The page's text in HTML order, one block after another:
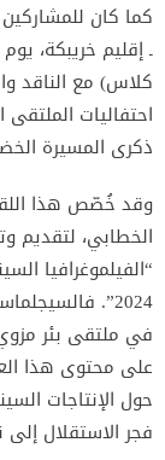
كما كان
كلاس) مع الناقد
احتفاليات
ذكرى المسيرة
وقد خُصّص هذا
الخطابي، لتقديم
2024”.
في ملتقى بئر
على محتوى هذا
حول الإنتاجات
فجر الاستقلال إلى